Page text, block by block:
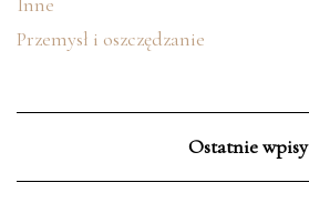
Przemysł i oszczędzanie
Ostatnie wpisy